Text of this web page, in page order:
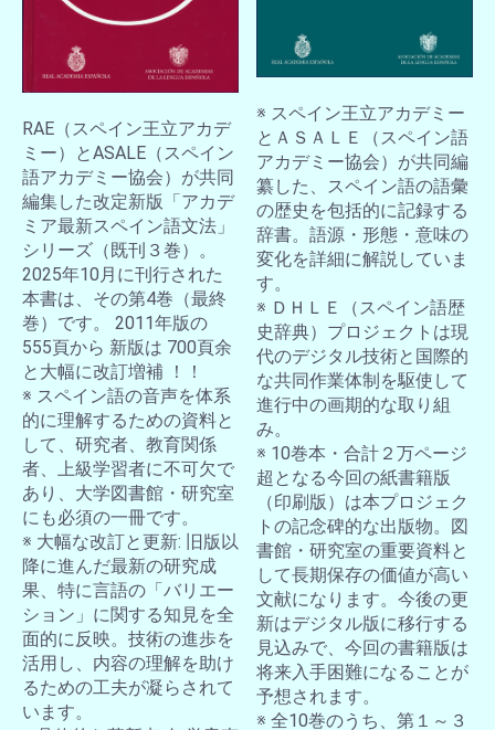
RAE（スペイン王立アカデ
ミー）とASALE（スペイン
語アカデミー協会）が共同
編集した改定新版「アカデ
ミア最新スペイン語文法」
シリーズ（既刊３巻）。
2025年10月に刊行された
本書は、その第4巻（最終
巻）です。 2011年版の
555頁から 新版は 700頁余
と大幅に改訂増補 ！！
※ スペイン語の音声を体系
的に理解するための資料と
して、研究者、教育関係
者、上級学習者に不可欠で
あり、大学図書館・研究室
にも必須の一冊です。
※ 大幅な改訂と更新: 旧版以
降に進んだ最新の研究成
果、特に言語の「バリエー
ション」に関する知見を全
面的に反映。技術の進歩を
活用し、内容の理解を助け
るための工夫が凝らされて
います。
※ スペイン王立アカデミー
とＡＳＡＬＥ（スペイン語
アカデミー協会）が共同編
纂した、スペイン語の語彙
の歴史を包括的に記録する
辞書。語源・形態・意味の
変化を詳細に解説していま
す。
※ ＤＨＬＥ（スペイン語歴
史辞典）プロジェクトは現
代のデジタル技術と国際的
な共同作業体制を駆使して
進行中の画期的な取り組
み。
※ 10巻本・合計２万ページ
超となる今回の紙書籍版
（印刷版）は本プロジェク
トの記念碑的な出版物。図
書館・研究室の重要資料と
して長期保存の価値が高い
文献になります。今後の更
新はデジタル版に移行する
見込みで、今回の書籍版は
将来入手困難になることが
予想されます。
※ 全10巻のうち、第１～３